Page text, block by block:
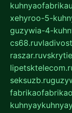
xehyroo-5-
guzywia-4-
cs68.ru
raszar.ru
seksuzb.ru